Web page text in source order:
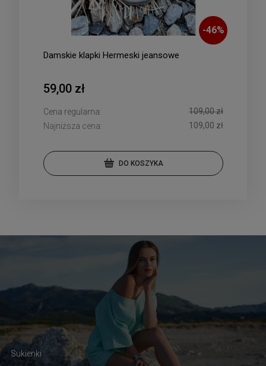
-46%
Damskie klapki Hermeski jeansowe
59,00 zł
Cena regularna:
109,00 zł
Najniższa cena:
109,00 zł
DO KOSZYKA
Sukienki